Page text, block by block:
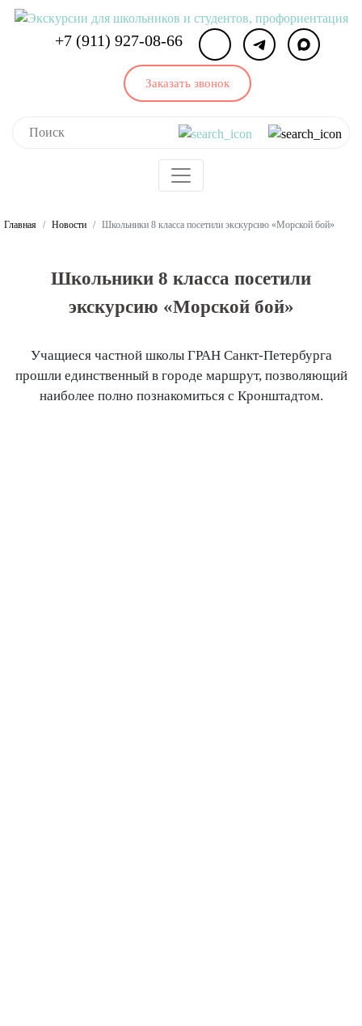
+7 (911) 927-08-66
Заказать звонок
Главная Новости Школьники 8 класса посетили экскурсию «Морской бой»
Школьники 8 класса посетили
экскурсию «Морской бой»
Учащиеся частной школы ГРАН Санкт-Петербурга
прошли единственный в городе маршрут, позволяющий
наиболее полно познакомиться с Кронштадтом.